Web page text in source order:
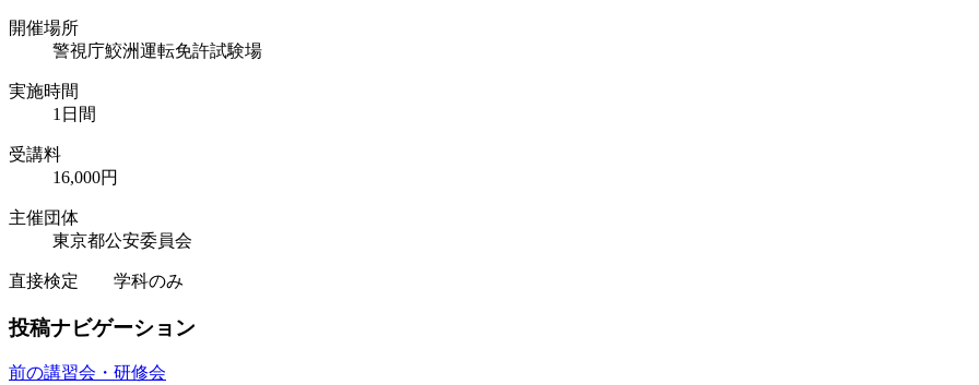
開催場所
警視庁鮫洲運転免許試験場
実施時間
1日間
受講料
16,000円
主催団体
東京都公安委員会
直接検定 学科のみ
投稿ナビゲーション
前の講習会・研修会